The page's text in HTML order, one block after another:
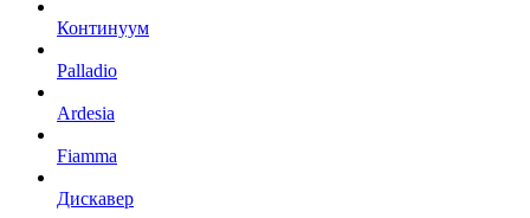
Континуум
Palladio
Ardesia
Fiamma
Дискавер